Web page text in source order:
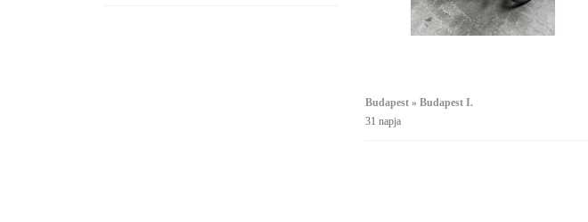
Budapest » Budapest I.
31 napja